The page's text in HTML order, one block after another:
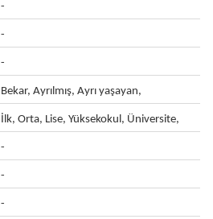
-
-
-
Bekar, Ayrılmış, Ayrı yaşayan,
İlk, Orta, Lise, Yüksekokul, Üniversite,
-
-
-